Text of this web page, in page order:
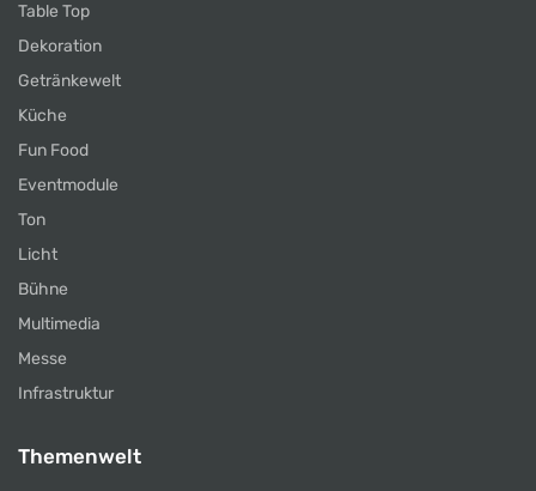
Table Top
Dekoration
Getränkewelt
Küche
Fun Food
Eventmodule
Ton
Licht
Bühne
Multimedia
Messe
Infrastruktur
Themenwelt